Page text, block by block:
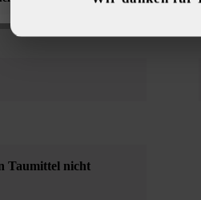
Taumittel nicht